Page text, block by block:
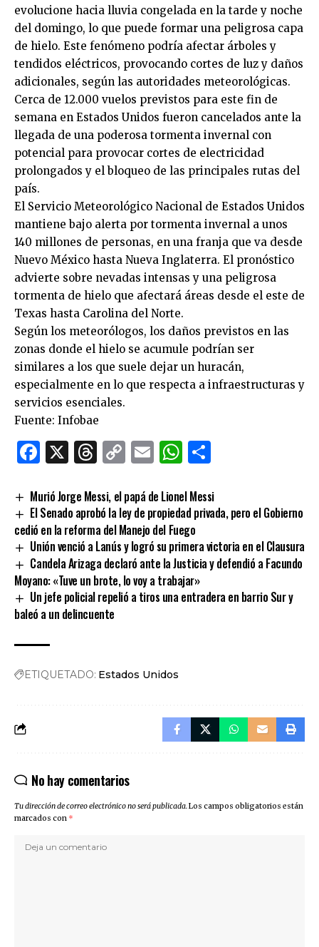
evolucione hacia lluvia congelada en la tarde y noche
del domingo, lo que puede formar una peligrosa capa
de hielo. Este fenómeno podría afectar árboles y
tendidos eléctricos, provocando cortes de luz y daños
adicionales, según las autoridades meteorológicas.
Cerca de 12.000 vuelos previstos para este fin de
semana en Estados Unidos fueron cancelados ante la
llegada de una poderosa tormenta invernal con
potencial para provocar cortes de electricidad
prolongados y el bloqueo de las principales rutas del
país.
El Servicio Meteorológico Nacional de Estados Unidos
mantiene bajo alerta por tormenta invernal a unos
140 millones de personas, en una franja que va desde
Nuevo México hasta Nueva Inglaterra. El pronóstico
advierte sobre nevadas intensas y una peligrosa
tormenta de hielo que afectará áreas desde el este de
Texas hasta Carolina del Norte.
Según los meteorólogos, los daños previstos en las
zonas donde el hielo se acumule podrían ser
similares a los que suele dejar un huracán,
especialmente en lo que respecta a infraestructuras y
servicios esenciales.
Fuente: Infobae
Facebook
X Threads
CopyEmailWhatsApp
Murió Jorge Messi, el papá de Lionel Messi
El Senado aprobó la ley de propiedad privada, pero el Gobierno
cedió en la reforma del Manejo del Fuego
Unión venció a Lanús y logró su primera victoria en el Clausura
Candela Arizaga declaró ante la Justicia y defendió a Facundo
Moyano: «Tuve un brote, lo voy a trabajar»
Un jefe policial repelió a tiros una entradera en barrio Sur y
baleó a un delincuente
ETIQUETADO: Estados Unidos
No hay comentarios
Tu dirección de correo electrónico no será publicada.Los campos obligatorios están
marcados con *